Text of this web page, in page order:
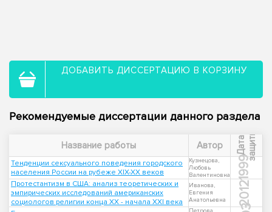
ДОБАВИТЬ ДИССЕРТАЦИЮ В КОРЗИНУ
Рекомендуемые диссертации данного раздела
Название работы Автор Д
а
т
а
з
а
щ
и
т ы
Тенденции сексуального поведения городского
населения России на рубеже XIX-XX веков
Кузнецова,
Любовь
Валентиновна
1999
Протестантизм в США: анализ теоретических и
эмпирических исследований американских
социологов религии конца XX - начала XXI века
Иванова,
Евгения
Анатольевна
2012